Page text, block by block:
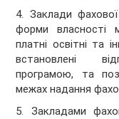
4. Заклади
форми власності
платні освітні та
встановлені
програмою, та
межах надання
5. Закладами